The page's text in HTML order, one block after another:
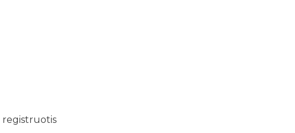
registruotis